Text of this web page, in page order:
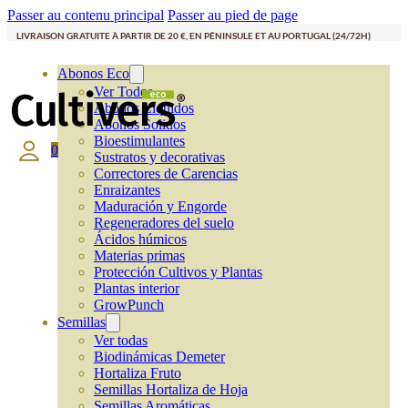
Passer au contenu principal Passer au pied de page
LIVRAISON GRATUITE À PARTIR DE 20 €, EN PÉNINSULE ET AU PORTUGAL (24/72H)
Abonos Eco
Ver Todos
Abonos Líquidos
Abonos Solidos
Bioestimulantes
Sustratos y decorativas
Correctores de Carencias
Enraizantes
Maduración y Engorde
Regeneradores del suelo
Ácidos húmicos
Materias primas
Protección Cultivos y Plantas
Plantas interior
GrowPunch
Semillas
Ver todas
Biodinámicas Demeter
Hortaliza Fruto
Semillas Hortaliza de Hoja
0